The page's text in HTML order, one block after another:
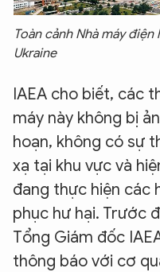
Toàn cảnh Nhà máy
Ukraine
IAEA cho biết, các
máy này không bị
hoạn, không có sự
xạ tại khu vực và
đang thực hiện các
phục hư hại. Trước
Tổng Giám đốc
thông báo với cơ